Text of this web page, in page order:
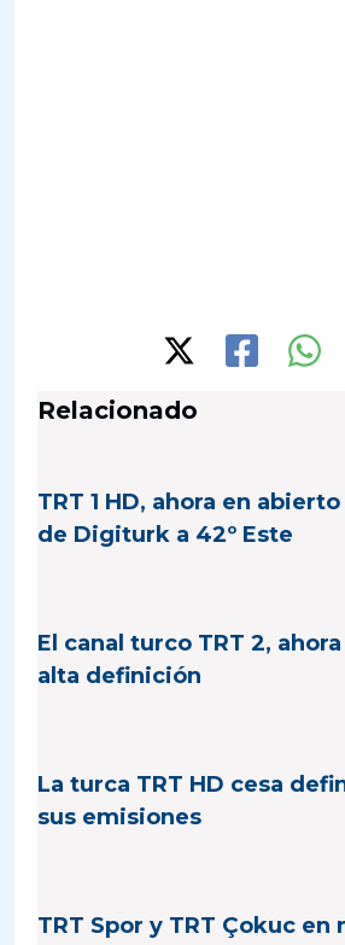
Relacionado
TRT 1 HD, ahora en
de Digiturk a 42º Este
El canal turco TRT 2,
alta definición
La turca TRT HD cesa
sus emisiones
TRT Spor y TRT Çokuc en